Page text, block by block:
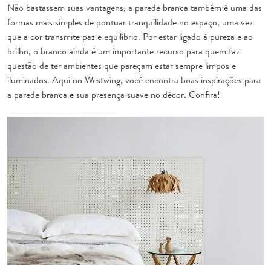
Não bastassem suas vantagens, a parede branca também é uma das
formas mais simples de pontuar tranquilidade no espaço, uma vez
que a cor transmite paz e equilíbrio. Por estar ligado à pureza e ao
brilho, o branco ainda é um importante recurso para quem faz
questão de ter ambientes que pareçam estar sempre limpos e
iluminados. Aqui no Westwing, você encontra boas inspirações para
a parede branca e sua presença suave no décor. Confira!